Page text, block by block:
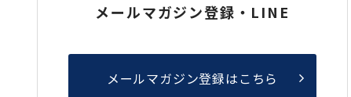
メールマガジン登録・LINE
メールマガジン登録はこちら